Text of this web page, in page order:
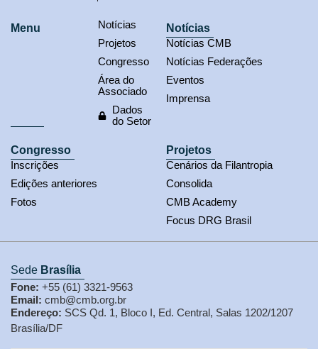
Menu
Notícias
Projetos
Congresso
Área do
Associado
Dados
do Setor
Notícias
Notícias CMB
Notícias Federações
Eventos
Imprensa
Congresso
Inscrições
Edições anteriores
Fotos
Projetos
Cenários da Filantropia
Consolida
CMB Academy
Focus DRG Brasil
Sede Brasília
Fone: +55 (61) 3321-9563
Email: cmb@cmb.org.br
Endereço: SCS Qd. 1, Bloco I, Ed. Central, Salas 1202/1207
Brasília/DF